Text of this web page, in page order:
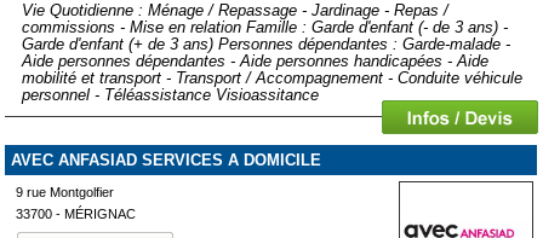
Vie Quotidienne : Ménage / Repassage - Jardinage - Repas /
commissions - Mise en relation Famille : Garde d'enfant (- de 3 ans) -
Garde d'enfant (+ de 3 ans) Personnes dépendantes : Garde-malade -
Aide personnes dépendantes - Aide personnes handicapées - Aide
mobilité et transport - Transport / Accompagnement - Conduite véhicule
personnel - Téléassistance Visioassitance
AVEC ANFASIAD SERVICES A DOMICILE
9 rue Montgolfier
33700 - MÉRIGNAC